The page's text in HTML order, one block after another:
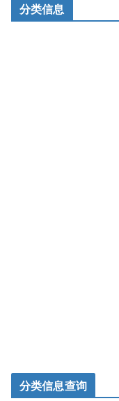
分类信息
分类信息查询